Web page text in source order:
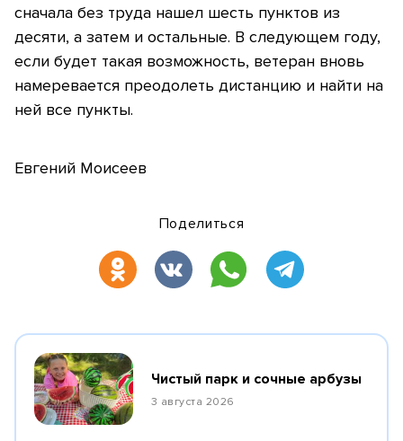
сначала без труда нашел шесть пунктов из
десяти, а затем и остальные. В следующем году,
если будет такая возможность, ветеран вновь
намеревается преодолеть дистанцию и найти на
ней все пункты.
Евгений Моисеев
Поделиться
Чистый парк и сочные арбузы
3 августа 2026